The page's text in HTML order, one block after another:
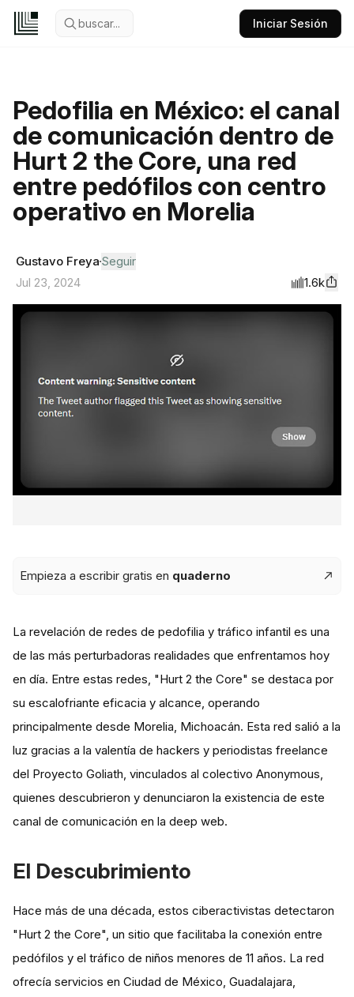
buscar... Iniciar Sesión
Pedofilia en México: el canal
de comunicación dentro de
Hurt 2 the Core, una red
entre pedófilos con centro
operativo en Morelia
Gustavo Freya Seguir
Jul 23, 2024
1.6k
Empieza a escribir gratis en quaderno
La revelación de redes de pedofilia y tráfico infantil es una
de las más perturbadoras realidades que enfrentamos hoy
en día. Entre estas redes, "Hurt 2 the Core" se destaca por
su escalofriante eficacia y alcance, operando
principalmente desde Morelia, Michoacán. Esta red salió a la
luz gracias a la valentía de hackers y periodistas freelance
del Proyecto Goliath, vinculados al colectivo Anonymous,
quienes descubrieron y denunciaron la existencia de este
canal de comunicación en la deep web.
El Descubrimiento
Hace más de una década, estos ciberactivistas detectaron
"Hurt 2 the Core", un sitio que facilitaba la conexión entre
pedófilos y el tráfico de niños menores de 11 años. La red
ofrecía servicios en Ciudad de México, Guadalajara,